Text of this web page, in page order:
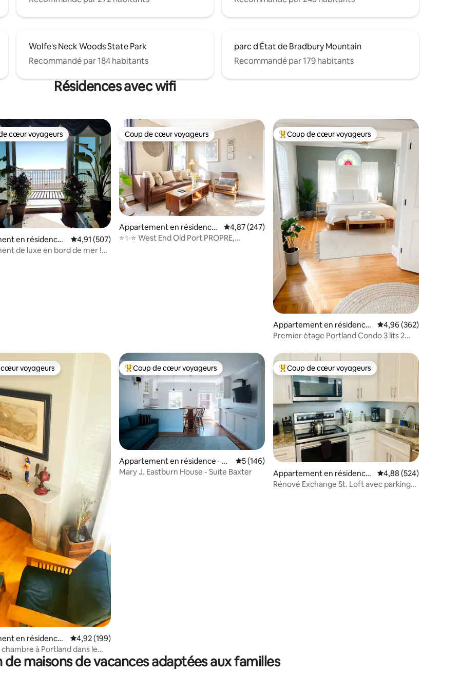
Wolfe's Neck Woods State Park
Recommandé par 184 habitants
parc d'État de Bradbury Mountain
Recommandé par 179 habitants
Résidences avec wifi
base de 249 commentaires : 4,97 sur 5
cœur voyageurs les plus appréciés
cœur voyageurs
en résidence ⋅
Beach
Évaluation moyenne sur la base de 507 commentaires : 4,91 sur 5
4,91 (507)
de luxe en bord de mer !
Coup de cœur voyageurs
Coup de cœur voyageurs
Appartement en résidence
⋅ Portland
Évaluation moyenne sur la base de 247 commentaires : 4,87 sur 5
4,87 (247)
⭐️✨⭐️ West End Old Port PROPRE,
Coups de cœur voyageurs les plus appréciés
Coup de cœur voyageurs
Appartement en résidence
⋅ Portland
Évaluation moyenne
4,96 (362)
Premier étage Portland Condo 3 lits 2
base de 166 commentaires : 4,99 sur 5
cœur voyageurs
voyageurs
en résidence ⋅
Évaluation moyenne sur la base de 199 commentaires : 4,92 sur 5
4,92 (199)
à Portland dans le
arts.
Coups de cœur voyageurs les plus appréciés
Coup de cœur voyageurs
Appartement en résidence ⋅ Po
rtland
Évaluation moyenne sur la base de 146 commentaires : 5 sur 5
5 (146)
Mary J. Eastburn House - Suite Baxter
Coups de cœur voyageurs les plus appréciés
Coup de cœur voyageurs
Appartement en résidence
⋅ Portland
Évaluation moyenne
4,88 (524)
Rénové Exchange St. Loft avec parking
de maisons de vacances adaptées aux familles